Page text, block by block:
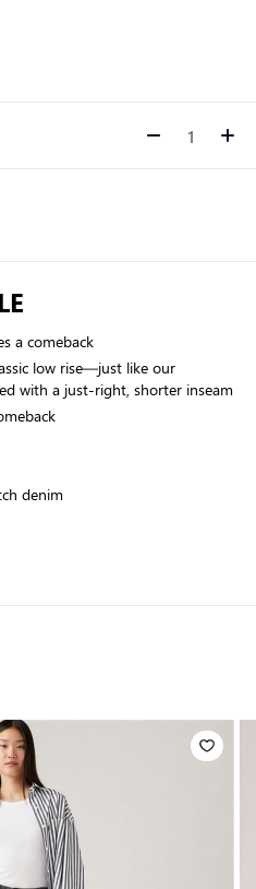
Ποσότητα
a comeback
low rise—just like our
with a just-right, shorter inseam
denim